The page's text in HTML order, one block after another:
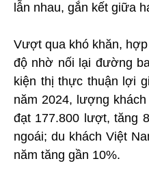
lẫn nhau, gắn kết giữa
Vượt qua khó khăn,
độ nhờ nối lại đường
kiện thị thực thuận lợi
năm 2024, lượng
đạt 177.800 lượt, tăng
ngoái; du khách Việt
năm tăng gần 10%.